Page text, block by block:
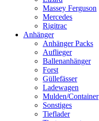
Massey Ferguson
Mercedes
Rigitrac
Anhänger
Anhänger Packs
Auflieger
Ballenanhänger
Forst
Güllefässer
Ladewagen
Mulden/Container
Sonstiges
Tieflader